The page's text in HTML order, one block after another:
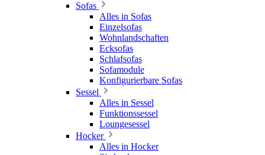
Sofas
Alles in Sofas
Einzelsofas
Wohnlandschaften
Ecksofas
Schlafsofas
Sofamodule
Konfigurierbare Sofas
Sessel
Alles in Sessel
Funktionssessel
Loungesessel
Hocker
Alles in Hocker